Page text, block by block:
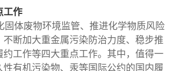
工作
固体废物环境监管、推进化学物质风险
断加大重金属污染防治力度、稳步推
工作等四大重点工作。其中，值得一